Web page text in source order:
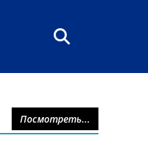
Посмотреть...